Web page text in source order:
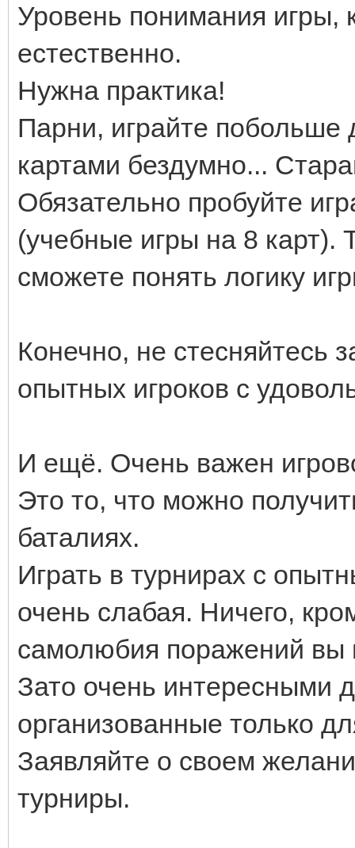
Уровень понимания игры,
естественно.
Нужна практика!
Парни, играйте побольше
картами бездумно...
Обязательно пробуйте
(учебные игры на 8 карт).
сможете понять логику
Конечно, не стесняйтесь
опытных игроков с
И ещё. Очень важен
Это то, что можно
баталиях.
Играть в турнирах с
очень слабая. Ничего,
самолюбия поражений вы
Зато очень интересными
организованные только
Заявляйте о своем
турниры.